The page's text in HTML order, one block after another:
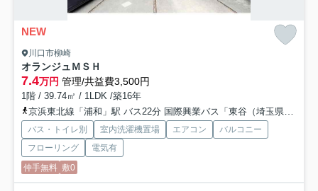
NEW
川口市柳崎
オランジュＭＳＨ
7.4万円 管理/共益費3,500円
1階 / 39.74㎡ / 1LDK /築16年
京浜東北線「浦和」駅 バス22分 国際興業バス「東谷（埼玉県）」 停歩10分
バス・トイレ別 室内洗濯機置場 エアコン
バルコニー
フローリング
電気有
仲手無料 敷0